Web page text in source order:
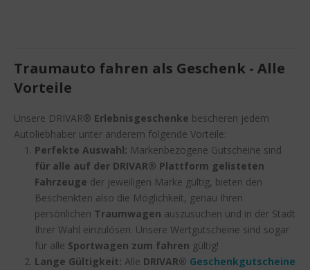
Traumauto fahren als Geschenk - Alle
Vorteile
Unsere DRIVAR® Erlebnisgeschenke bescheren jedem
Autoliebhaber unter anderem folgende Vorteile:
Perfekte Auswahl: Markenbezogene Gutscheine sind
für alle auf der DRIVAR® Plattform gelisteten
Fahrzeuge der jeweiligen Marke gültig, bieten den
Beschenkten also die Möglichkeit, genau Ihren
persönlichen Traumwagen auszusuchen und in der Stadt
Ihrer Wahl einzulösen. Unsere Wertgutscheine sind sogar
für alle Sportwagen zum fahren gültig!
Lange Gültigkeit: Alle DRIVAR® Geschenkgutscheine